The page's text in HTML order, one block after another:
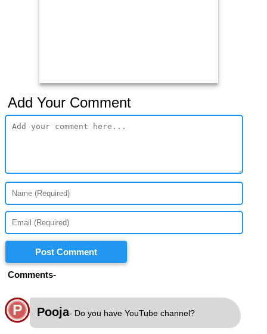
Add Your Comment
Post Comment
Comments-
P Pooja- Do you have YouTube channel?